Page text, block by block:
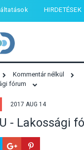
HIRDETÉSEK
Kommentár nélkül
fórum
2017 AUG 14
- Lakossági